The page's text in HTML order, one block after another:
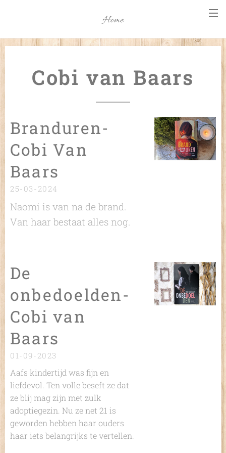
Home
Cobi van Baars
Branduren-
Cobi Van
Baars
25-03-2024
Naomi is van na de brand.
Van haar bestaat alles nog.
De
onbedoelden-
Cobi van
Baars
01-09-2023
Aafs kindertijd was fijn en
liefdevol. Ten volle beseft ze dat
ze blij mag zijn met zulk
adoptiegezin. Nu ze net 21 is
geworden hebben haar ouders
haar iets belangrijks te vertellen.